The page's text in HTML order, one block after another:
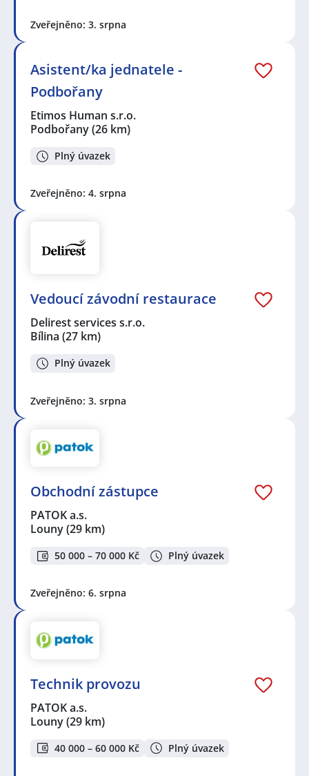
Zveřejněno: 3. srpna
Asistent/ka jednatele -
Podbořany
Etimos Human s.r.o.
Podbořany(26 km)
Plný úvazek
Zveřejněno: 4. srpna
Vedoucí závodní restaurace
Delirest services s.r.o.
Bílina (27 km)
Plný úvazek
Zveřejněno: 3. srpna
Obchodní zástupce
PATOK a.s.
Louny(29 km)
50 000 – 70 000 Kč Plný úvazek
Zveřejněno: 6. srpna
Technik provozu
PATOK a.s.
Louny(29 km)
40 000 – 60 000 Kč Plný úvazek